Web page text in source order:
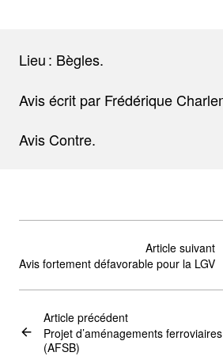
Lieu : Bègles.
Avis écrit par Frédérique
Avis Contre.
Article précédent
Projet d’aménagements
(AFSB)
Article suivant
Avis fortement défavorable pour la LGV